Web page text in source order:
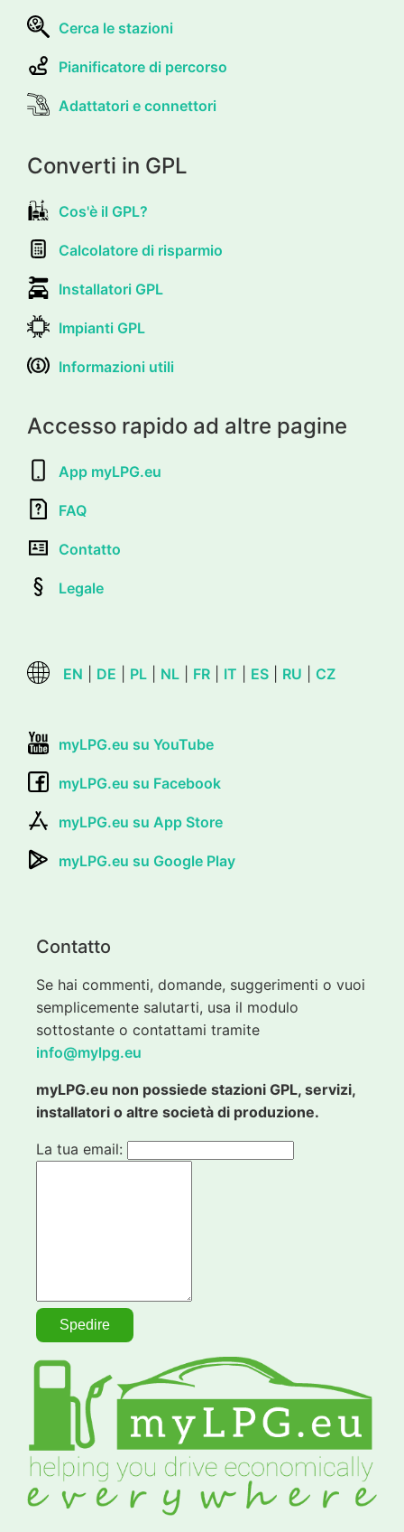
Cerca le stazioni
Pianificatore di percorso
Adattatori e connettori
Converti in GPL
Cos'è il GPL?
Calcolatore di risparmio
Installatori GPL
Impianti GPL
Informazioni utili
Accesso rapido ad altre pagine
App myLPG.eu
FAQ
Contatto
Legale
EN DE PL NL FR IT ES RU CZ
myLPG.eu su YouTube
myLPG.eu su Facebook
myLPG.eu su App Store
myLPG.eu su Google Play
Contatto
Se hai commenti, domande, suggerimenti o vuoi
semplicemente salutarti, usa il modulo
sottostante o contattami tramite
info@mylpg.eu
myLPG.eu non possiede stazioni GPL, servizi,
installatori o altre società di produzione.
La tua email: